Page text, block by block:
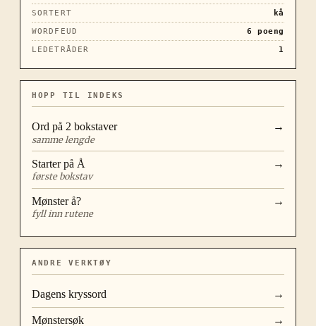
SORTERT
kå
WORDFEUD
6
poeng
LEDETRÅDER
1
HOPP TIL INDEKS
Ord på 2 bokstaver
samme lengde
→
Starter på Å
første bokstav
→
Mønsterå?
fyll inn rutene
→
ANDRE VERKTØY
Dagens kryssord →
Mønstersøk →